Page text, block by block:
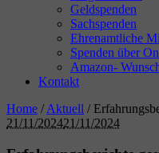
Geldspenden
Sachspenden
Ehrenamtliche
Spenden über
Amazon-
Kontakt
Home /Aktuell /
21/11/202421/11/2024